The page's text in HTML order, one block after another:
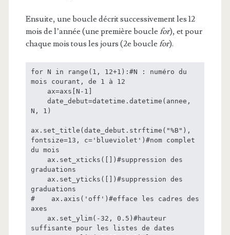
Ensuite, une boucle décrit successivement les 12
mois de l’année (une première boucle for), et pour
chaque mois tous les jours (2e boucle for).
for N in range(1, 12+1):#N : numéro du
mois courant, de 1 à 12
N, 1)
ax.set_title(date_debut.strftime("%B"),
fontsize=13, c='blueviolet')#nom complet
du mois
graduations
graduations
#    ax.axis('off')#efface les cadres des
axes
suffisante pour les listes de dates